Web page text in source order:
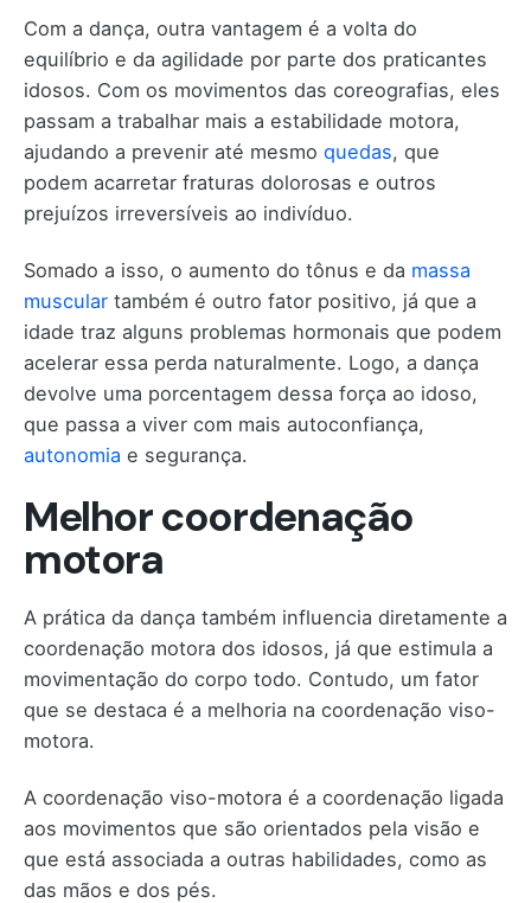
Com a dança, outra vantagem é a volta do
equilíbrio e da agilidade por parte dos praticantes
idosos. Com os movimentos das coreografias, eles
passam a trabalhar mais a estabilidade motora,
ajudando a prevenir até mesmo quedas, que
podem acarretar fraturas dolorosas e outros
prejuízos irreversíveis ao indivíduo.
Somado a isso, o aumento do tônus e da massa
muscular também é outro fator positivo, já que a
idade traz alguns problemas hormonais que podem
acelerar essa perda naturalmente. Logo, a dança
devolve uma porcentagem dessa força ao idoso,
que passa a viver com mais autoconfiança,
autonomia e segurança.
Melhor coordenação
motora
A prática da dança também influencia diretamente a
coordenação motora dos idosos, já que estimula a
movimentação do corpo todo. Contudo, um fator
que se destaca é a melhoria na coordenação viso-
motora.
A coordenação viso-motora é a coordenação ligada
aos movimentos que são orientados pela visão e
que está associada a outras habilidades, como as
das mãos e dos pés.